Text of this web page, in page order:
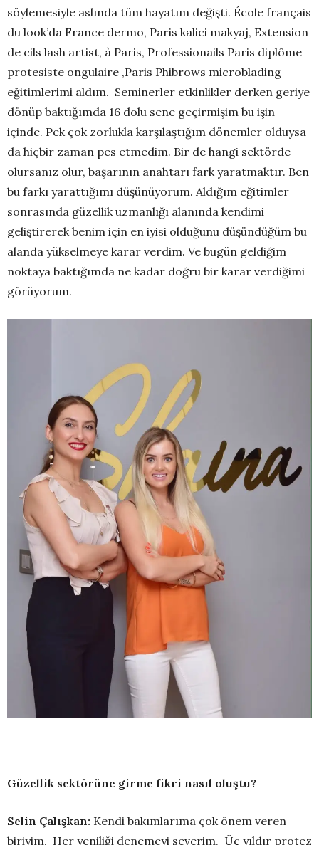
söylemesiyle aslında tüm hayatım değişti. École français
du look’da France dermo, Paris kalici makyaj, Extension
de cils lash artist, à Paris, Professionails Paris diplôme
protesiste ongulaire ,Paris Phibrows microblading
eğitimlerimi aldım. Seminerler etkinlikler derken geriye
dönüp baktığımda 16 dolu sene geçirmişim bu işin
içinde. Pek çok zorlukla karşılaştığım dönemler olduysa
da hiçbir zaman pes etmedim. Bir de hangi sektörde
olursanız olur, başarının anahtarı fark yaratmaktır. Ben
bu farkı yarattığımı düşünüyorum. Aldığım eğitimler
sonrasında güzellik uzmanlığı alanında kendimi
geliştirerek benim için en iyisi olduğunu düşündüğüm bu
alanda yükselmeye karar verdim. Ve bugün geldiğim
noktaya baktığımda ne kadar doğru bir karar verdiğimi
görüyorum.
Güzellik sektörüne girme fikri nasıl oluştu?
Selin Çalışkan: Kendi bakımlarıma çok önem veren
biriyim. Her yeniliği denemeyi severim. Üç yıldır protez